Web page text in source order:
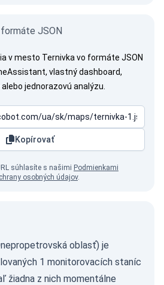
JSON
v mesto Ternivka vo formáte JSON
vlastný dashboard,
jednorazovú analýzu.
Kopírovať
súhlasíte s našimi Podmienkami
osobných údajov.
oblasť) je
1 monitorovacích staníc
žiadna z nich momentálne